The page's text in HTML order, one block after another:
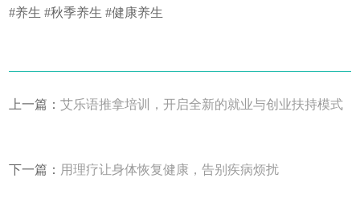
#养生 #秋季养生 #健康养生
上一篇：艾乐语推拿培训，开启全新的就业与创业扶持模式
下一篇： 用理疗让身体恢复健康，告别疾病烦扰